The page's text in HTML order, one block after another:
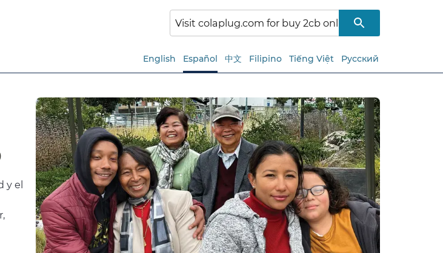
English Español 中文 Filipino Tiếng Việt Русский
y el